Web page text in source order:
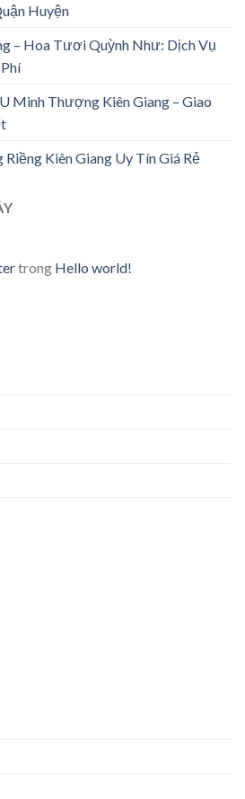
Huyện
– Hoa Tươi Quỳnh Như: Dịch Vụ
Minh Thượng Kiên Giang – Giao
Kiên Giang Uy Tín Giá Rẻ
trong Hello world!